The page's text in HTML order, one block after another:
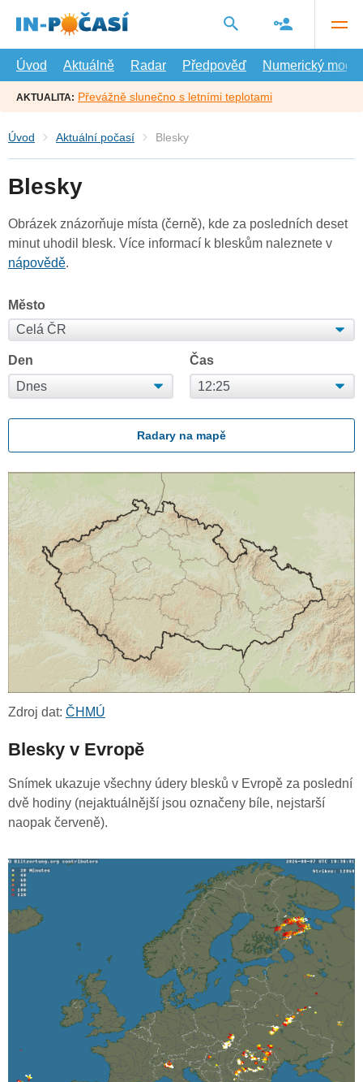
hlavní
Úvod
Aktuálně Radar Předpověď Numerický model
AKTUALITA: Převážně slunečno s letními teplotami
Úvod Aktuální počasí Blesky
Blesky
Obrázek znázorňuje místa (černě), kde za posledních deset
minut uhodil blesk. Více informací k bleskům naleznete v
nápovědě.
Město
Den Čas
Radary na mapě
Zdroj dat: ČHMÚ
Blesky v Evropě
Snímek ukazuje všechny údery blesků v Evropě za poslední
dvě hodiny (nejaktuálnější jsou označeny bíle, nejstarší
naopak červeně).